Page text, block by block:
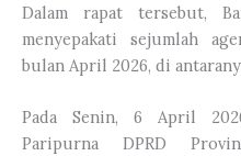
Dalam rapat tersebut,
menyepakati sejumlah
bulan April 2026, di
Pada Senin, 6 April
Paripurna DPRD